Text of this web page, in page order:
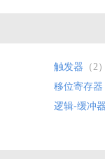
触发器 （2）
移位寄存器
逻辑-缓冲